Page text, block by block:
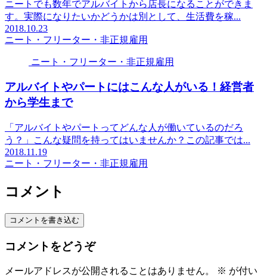
ニートでも数年でアルバイトから店長になることができま
す。実際になりたいかどうかは別として、生活費を稼...
2018.10.23
ニート・フリーター・非正規雇用
ニート・フリーター・非正規雇用
アルバイトやパートにはこんな人がいる！経営者
から学生まで
「アルバイトやパートってどんな人が働いているのだろ
う？」こんな疑問を持ってはいませんか？この記事では...
2018.11.19
ニート・フリーター・非正規雇用
コメント
コメントを書き込む
コメントをどうぞ
メールアドレスが公開されることはありません。 ※ が付い